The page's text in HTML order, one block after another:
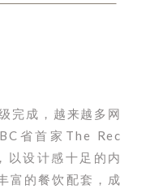
完成，越来越多网
省首家The Rec
以设计感十足的内
富的餐饮配套，成